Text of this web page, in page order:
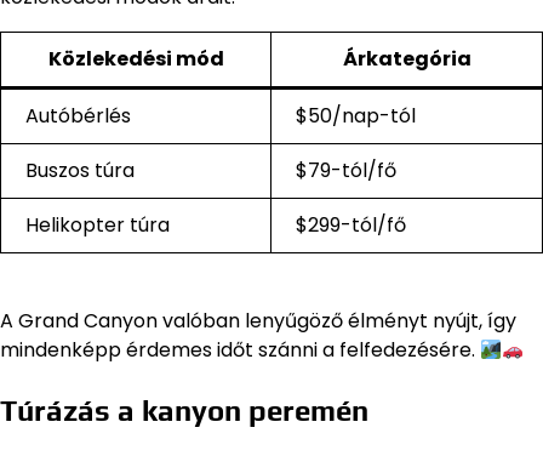
Közlekedési mód Árkategória
Autóbérlés
$50/nap-tól
Buszos túra
$79-tól/fő
Helikopter túra
$299-tól/fő
A Grand Canyon valóban lenyűgöző élményt nyújt, így
mindenképp érdemes időt szánni a felfedezésére.
Túrázás a kanyon peremén